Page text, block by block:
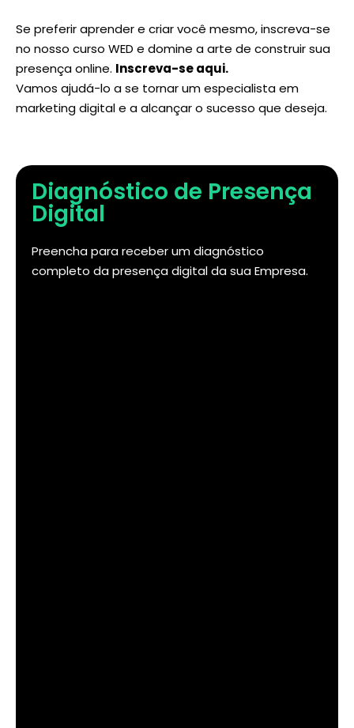
Se preferir aprender e criar você mesmo, inscreva-se
no nosso curso WED e domine a arte de construir sua
presença online. Inscreva-se aqui.
Vamos ajudá-lo a se tornar um especialista em
marketing digital e a alcançar o sucesso que deseja.
Diagnóstico de Presença
Digital
Preencha para receber um diagnóstico
completo da presença digital da sua Empresa.